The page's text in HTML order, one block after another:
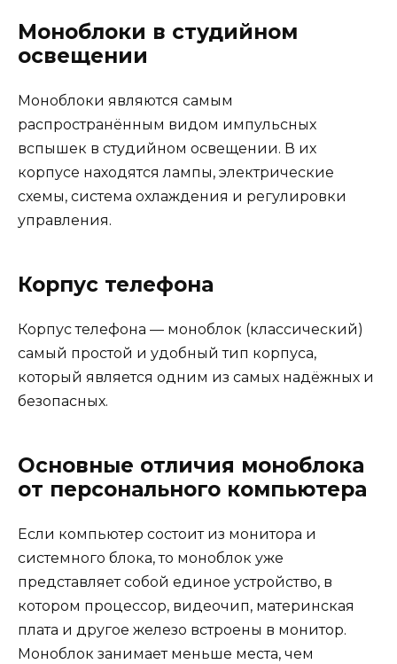
Моноблоки в студийном
освещении
Моноблоки являются самым
распространённым видом импульсных
вспышек в студийном освещении. В их
корпусе находятся лампы, электрические
схемы, система охлаждения и регулировки
управления.
Корпус телефона
Корпус телефона — моноблок (классический)
самый простой и удобный тип корпуса,
который является одним из самых надёжных и
безопасных.
Основные отличия моноблока
от персонального компьютера
Если компьютер состоит из монитора и
системного блока, то моноблок уже
представляет собой единое устройство, в
котором процессор, видеочип, материнская
плата и другое железо встроены в монитор.
Моноблок занимает меньше места, чем